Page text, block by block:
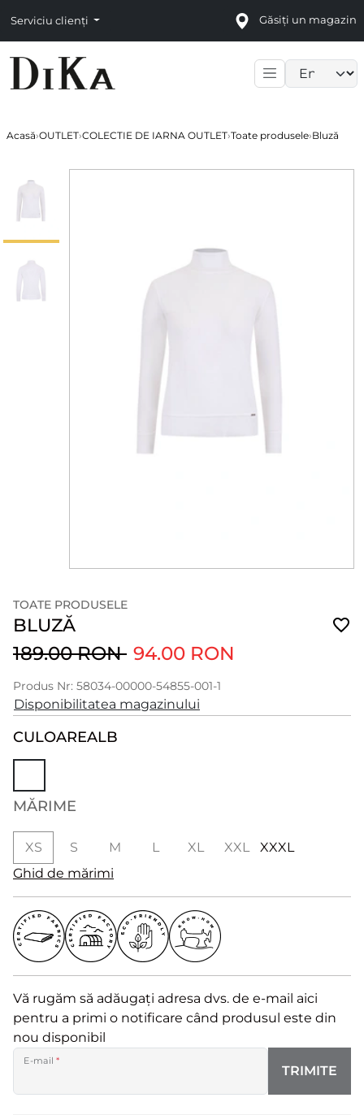
Serviciu clienți Găsiți un magazin
Acasă›OUTLET›COLECTIE DE IARNA OUTLET›Toate produsele›Bluză
TOATE PRODUSELE
BLUZĂ
189.00 RON 94.00 RON
Produs Nr: 58034-00000-54855-001-1
Disponibilitatea magazinului
CULOAREALB
MĂRIME
XS S M L XL XXL
XXXL
Ghid de mărimi
Vă rugăm să adăugați adresa dvs. de e-mail aici
pentru a primi o notificare când produsul este din
nou disponibil
E-mail*
TRIMITE